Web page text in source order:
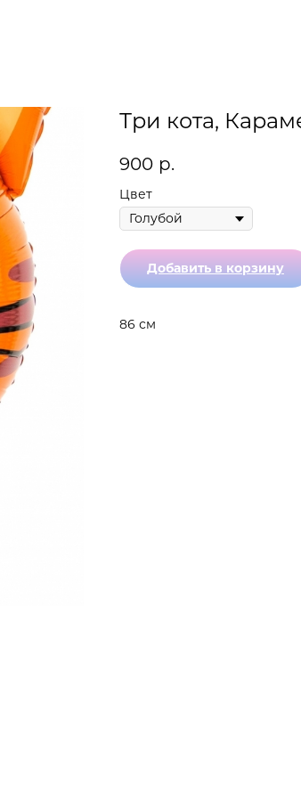
Три кота,
900 р.
Цвет
Добавить в корзину
86 см